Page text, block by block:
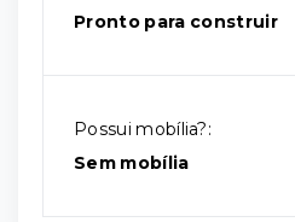
Pronto para construir
Possui mobília?:
Sem mobília